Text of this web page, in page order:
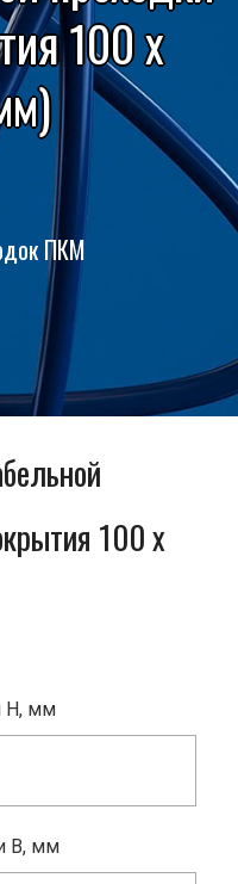
100 x
ПКМ
100 x
H, мм
B, мм